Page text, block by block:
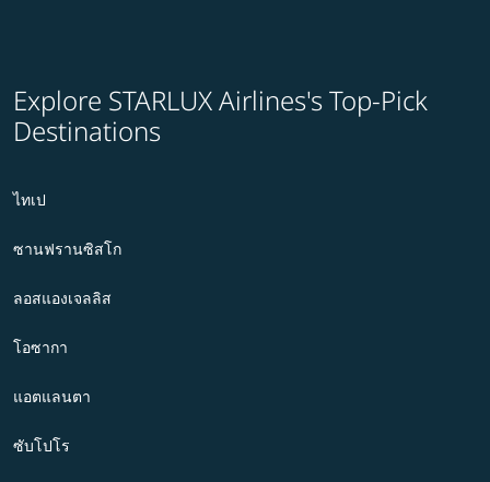
Explore STARLUX Airlines's Top-Pick
Destinations
ไทเป
ซานฟรานซิสโก
ลอสแองเจลลิส
โอซากา
แอตแลนตา
ซับโปโร